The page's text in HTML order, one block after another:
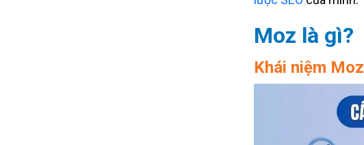
Moz là gì?
Khái niệm Moz